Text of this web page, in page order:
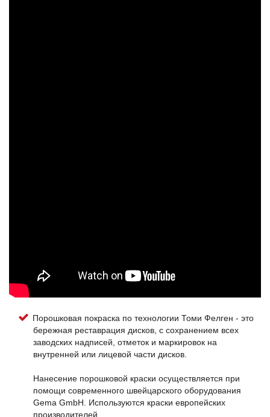
Порошковая покраска по технологии Томи Фелген - это
бережная реставрация дисков, с сохранением всех
заводских надписей, отметок и маркировок на
внутренней или лицевой части дисков.
Нанесение порошковой краски осуществляется при
помощи современного швейцарского оборудования
Gema GmbH. Используются краски европейских
производителей.